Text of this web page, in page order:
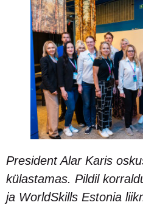
President Alar Karis
külastamas. Pildil
ja WorldSkills Estonia